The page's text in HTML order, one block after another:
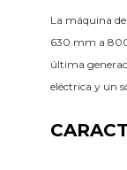
La máquina
630 mm a
última
eléctrica y un